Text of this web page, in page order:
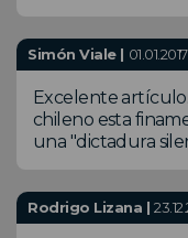
Simón Viale | 01.01.2017
Excelente
chileno esta
una "dictadura
Rodrigo Lizana |